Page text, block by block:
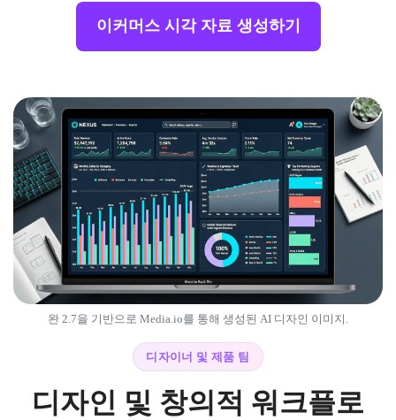
이커머스 시각 자료 생성하기
디자이너 및 제품 팀
디자인 및 창의적 워크플로
완 2.7을 기반으로 Media.io를 통해 생성된 AI 디자인 이미지.